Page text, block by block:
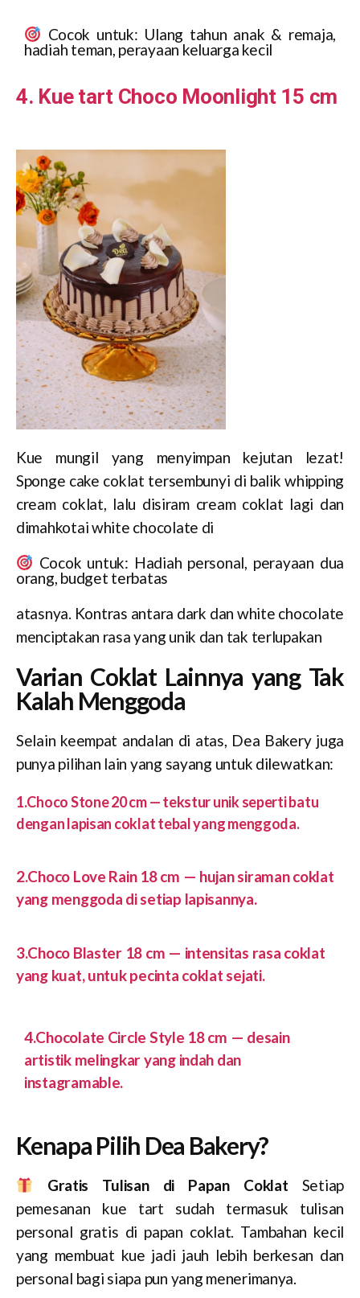
Cocok untuk: Ulang tahun anak & remaja,
hadiah teman, perayaan keluarga kecil
4. Kue tart Choco Moonlight 15 cm
Kue mungil yang menyimpan kejutan lezat!
Sponge cake coklat tersembunyi di balik whipping
cream coklat, lalu disiram cream coklat lagi dan
dimahkotai white chocolate di
Cocok untuk: Hadiah personal, perayaan dua
orang, budget terbatas
atasnya. Kontras antara dark dan white chocolate
menciptakan rasa yang unik dan tak terlupakan
Varian Coklat Lainnya yang Tak
Kalah Menggoda
Selain keempat andalan di atas, Dea Bakery juga
punya pilihan lain yang sayang untuk dilewatkan:
1.Choco Stone 20 cm — tekstur unik seperti batu
dengan lapisan coklat tebal yang menggoda.
2.Choco Love Rain 18 cm — hujan siraman coklat
yang menggoda di setiap lapisannya.
3.Choco Blaster 18 cm — intensitas rasa coklat
yang kuat, untuk pecinta coklat sejati.
4.Chocolate Circle Style 18 cm — desain
artistik melingkar yang indah dan
instagramable.
Kenapa Pilih Dea Bakery?
Gratis Tulisan di Papan Coklat Setiap
pemesanan kue tart sudah termasuk tulisan
personal gratis di papan coklat. Tambahan kecil
yang membuat kue jadi jauh lebih berkesan dan
personal bagi siapa pun yang menerimanya.